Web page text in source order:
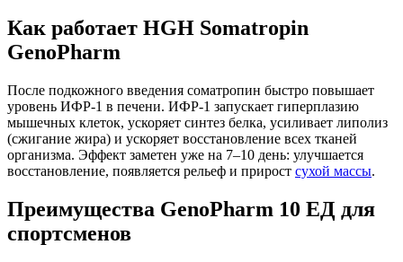
Как работает HGH Somatropin
GenoPharm
После подкожного введения соматропин быстро повышает
уровень ИФР-1 в печени. ИФР-1 запускает гиперплазию
мышечных клеток, ускоряет синтез белка, усиливает липолиз
(сжигание жира) и ускоряет восстановление всех тканей
организма. Эффект заметен уже на 7–10 день: улучшается
восстановление, появляется рельеф и прирост сухой массы.
Преимущества GenoPharm 10 ЕД для
спортсменов